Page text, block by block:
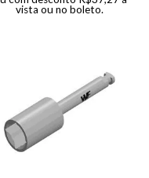
vista ou no boleto.